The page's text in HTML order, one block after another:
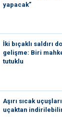
yapacak”
İki bıçaklı saldırı
gelişme: Biri
tutuklu
Aşırı sıcak
uçaktan